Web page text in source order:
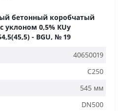
бетонный коробчатый
уклоном 0,5% КUу
- BGU, № 19
40650019
C250
545 мм
DN500